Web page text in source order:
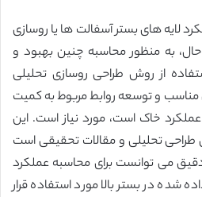
لایه های بستر آسفالت ها یا روسازی
به منظور محاسبه چنین بهبود و
از روش طراحی روسازی تحلیلی
مناسب و توسعه روابط مربوط به کمیت
خاک است، مورد نیاز است. این
تحلیلی و مقالات تحقیقی است
می توانست برای محاسبه عملکرد
شده در بستر بالا مورد استفاده قرار